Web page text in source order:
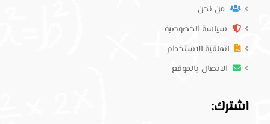
من نحن
سياسة الخصوصية
اتفاقية الاستخدام
الاتصال بالموقع
اشترك: